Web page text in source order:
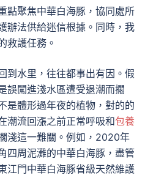
點聚焦中華白海豚，協同處所
辦法供給迷信根據。同時，我
救護任務。
到水里，往往都事出有因。假
誤闖進淺水區遭受退潮而擱
是體形過年夜的植物，對的的
潮流回漲之前正常呼吸和包養
淺這一難關。例如，2020年
四周泥灘的中華白海豚，盡管
江門中華白海豚省級天然維護